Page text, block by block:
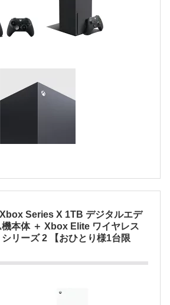
Xbox Series X 1TB デジタルエデ
機本体 ＋ Xbox Elite ワイヤレス
リーズ 2 【おひとり様1台限